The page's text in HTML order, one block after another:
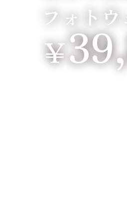
フォト
￥